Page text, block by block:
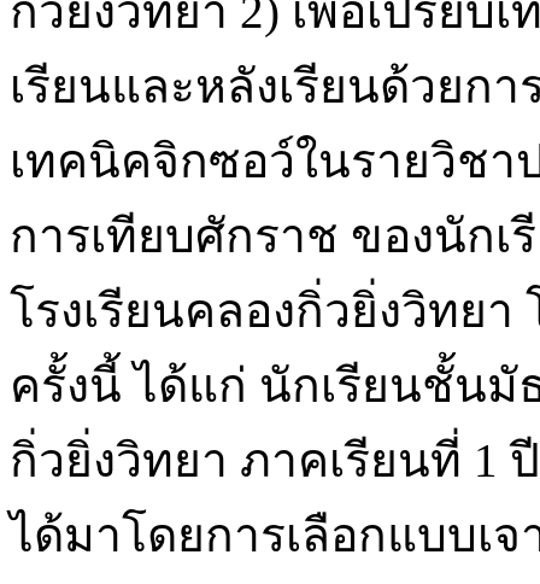
กิ่วยิ่งวิทยา 2) เพื่อเปรียบ
เรียนและหลังเรียนด้วยก
เทคนิคจิกซอว์ในรายวิชา
การเทียบศักราช ของนัก
โรงเรียนคลองกิ่วยิ่งวิทย
ครั้งนี้ ได้แก่ นักเรียนชั้นมั
กิ่วยิ่งวิทยา ภาคเรียนที่ 1
ได้มาโดยการเลือกแบบเ